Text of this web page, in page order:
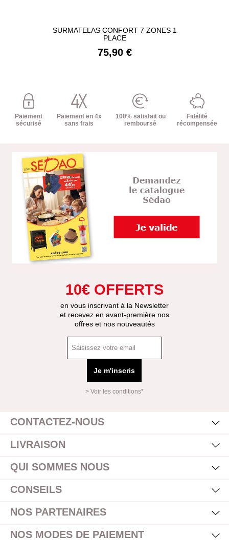
SURMATELAS CONFORT 7 ZONES 1
PLACE
75,90 €
Paiement
sécurisé
Paiement en 4x
sans frais
100% satisfait ou
remboursé
Fidélité
récompensée
10€ OFFERTS
en vous inscrivant à la Newsletter
et recevez en avant-première nos
offres et nos nouveautés
Je m'inscris
> Voir les conditions*
CONTACTEZ-NOUS
LIVRAISON
QUI SOMMES NOUS
CONSEILS
NOS PARTENAIRES
NOS MODES DE PAIEMENT